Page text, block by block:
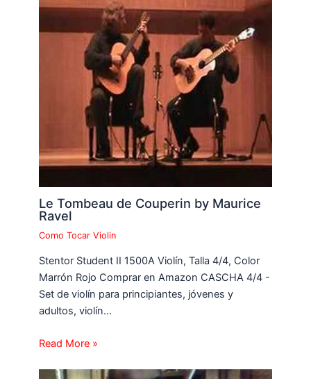
Le Tombeau de Couperin by Maurice
Ravel
Como Tocar Violin
Stentor Student II 1500A Violín, Talla 4/4, Color
Marrón Rojo Comprar en Amazon CASCHA 4/4 -
Set de violín para principiantes, jóvenes y
adultos, violín…
Read More »